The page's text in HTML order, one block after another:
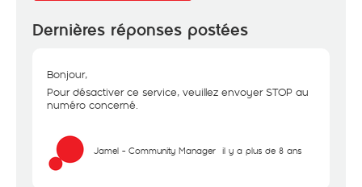
Dernières réponses postées
Bonjour,
Pour désactiver ce service, veuillez envoyer STOP au
numéro concerné.
Jamel - Community Manager il y a plus de 8 ans